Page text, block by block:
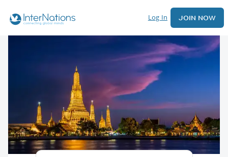
Log In JOIN NOW